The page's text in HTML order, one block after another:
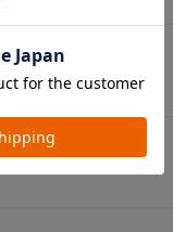
ベビートイ
ペット用品